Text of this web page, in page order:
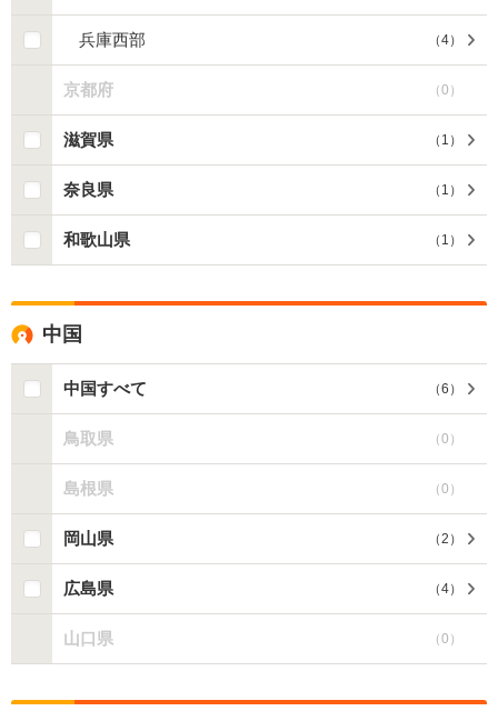
兵庫西部 （4）
京都府 （0 ）
滋賀県 （ 1 ）
奈良県 （ 1 ）
和歌山県 （ 1 ）
中国
中国すべて （6 ）
鳥取県 （0 ）
島根県 （0 ）
岡山県 （2 ）
広島県 （4）
山口県 （0 ）